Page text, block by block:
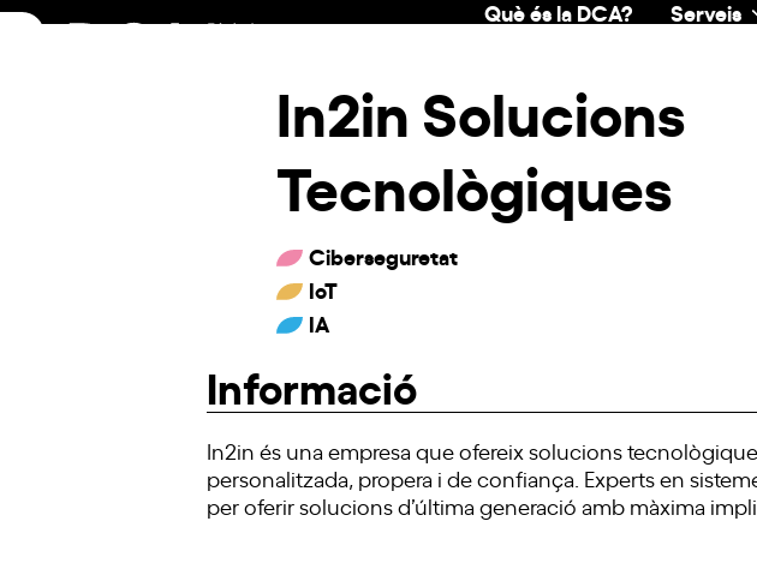
Skip
Què és la DCA? Serveis
In2in Solucions
Tecnològiques
Ciberseguretat
IoT
IA
Informació
In2in és una empresa que ofereix solucions
personalitzada, propera i de confiança. Experts en
per oferir solucions d’última generació amb màxima